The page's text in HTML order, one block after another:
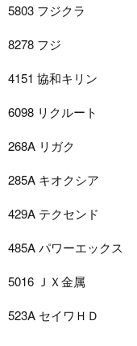
5803 フジクラ
8278 フジ
4151 協和キリン
6098 リクルート
268A リガク
285A キオクシア
429A テクセンド
485A パワーエックス
5016 ＪＸ金属
523A セイワＨＤ